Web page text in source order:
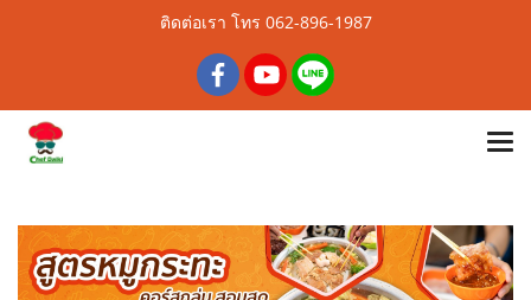
ติดต่อเรา โทร 062-896-1987